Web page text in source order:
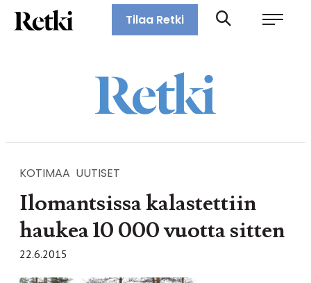
Siirry
suoraan
Retki-lehti
Tilaa Retki
KOTIMAA UUTISET
Ilomantsissa kalastettiin
haukea 10 000 vuotta sitten
22.6.2015